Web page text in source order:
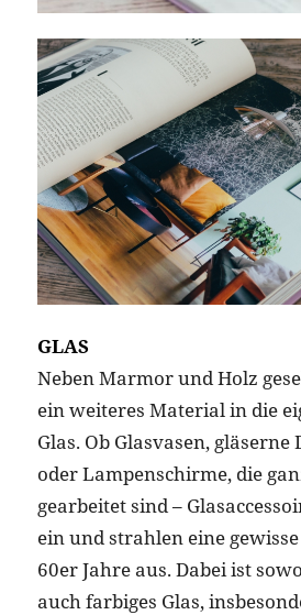
GLAS
Neben Marmor und Holz
ein weiteres Material in die
Glas. Ob Glasvasen, gläserne
oder Lampenschirme, die
gearbeitet sind –
ein und strahlen eine
60er Jahre aus. Dabei ist
auch farbiges Glas,